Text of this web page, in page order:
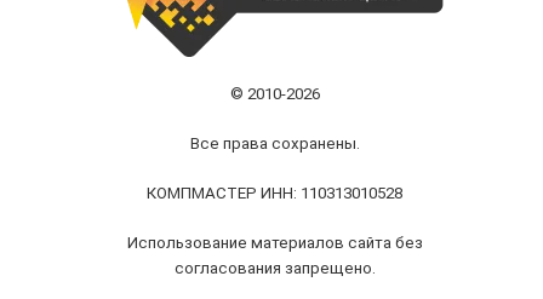
© 2010-2026
Все права сохранены.
КОМПМАСТЕР ИНН: 110313010528
Использование материалов сайта без
согласования запрещено.